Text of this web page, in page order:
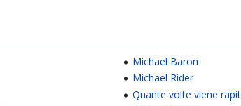
Michael Baron
Michael Rider
Quante volte viene